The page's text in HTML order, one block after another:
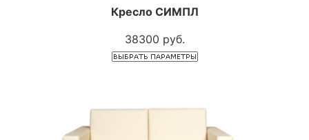
Кресло СИМПЛ
38300 руб.